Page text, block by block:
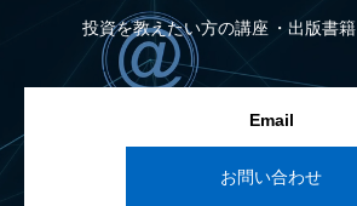
投資を教えたい方の講座 出版書籍
Email
お問い合わせ